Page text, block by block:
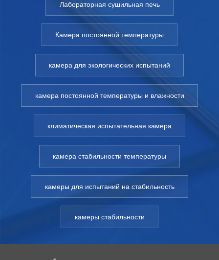
Лабораторная сушильная печь
Камера постоянной температуры
камера для экологических испытаний
камера постоянной температуры и влажности
климатическая испытательная камера
камера стабильности температуры
камеры для испытаний на стабильность
камеры стабильности